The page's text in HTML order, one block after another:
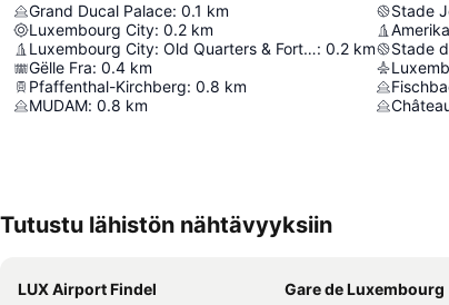
Grand Ducal Palace: 0.1 km
Luxembourg City: 0.2 km
Luxembourg City: Old Quarters & Fortifications: 0.2 km
Gëlle Fra: 0.4 km
Pfaffenthal-Kirchberg: 0.8 km
MUDAM: 0.8 km
Stade
Stade
Tutustu lähistön nähtävyyksiin
LUX Airport Findel Gare de Luxembourg